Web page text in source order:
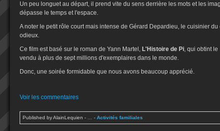
Un peu longuet au départ, il prend vite du sens derrière les mots et les
dépasse le temps et l'espace.
A noter le petit rôle court mais intense de Gérard Depardieu, le cuisinier
odieux.
Ce film est basé sur le roman de Yann Martel, L'Histoire de Pi, qui obtint le
vendu à plus de sept millions d'exemplaires dans le monde.
Donc, une soirée formidable que nous avons beaucoup apprécié.
Voir les commentaires
Published by AlainLequien - … - Activités familiales